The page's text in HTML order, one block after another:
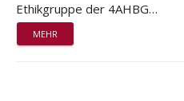
Ethikgruppe der 4AHBG…
MEHR